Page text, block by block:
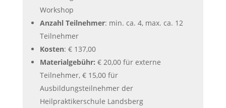
Workshop
Anzahl Teilnehmer: min. ca. 4, max. ca. 12
Teilnehmer
Kosten: € 137,00
Materialgebühr: € 20,00 für externe
Teilnehmer, € 15,00 für
Ausbildungsteilnehmer der
Heilpraktikerschule Landsberg